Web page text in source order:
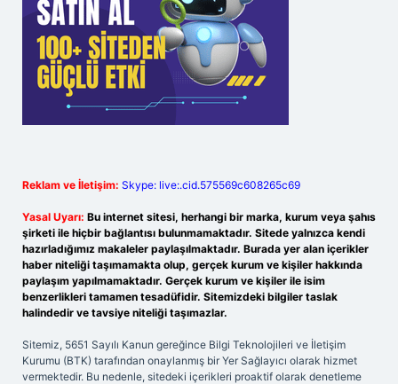
Reklam ve İletişim: Skype: live:.cid.575569c608265c69
Yasal Uyarı: Bu internet sitesi, herhangi bir marka, kurum veya şahıs
şirketi ile hiçbir bağlantısı bulunmamaktadır. Sitede yalnızca kendi
hazırladığımız makaleler paylaşılmaktadır. Burada yer alan içerikler
haber niteliği taşımamakta olup, gerçek kurum ve kişiler hakkında
paylaşım yapılmamaktadır. Gerçek kurum ve kişiler ile isim
benzerlikleri tamamen tesadüfidir. Sitemizdeki bilgiler taslak
halindedir ve tavsiye niteliği taşımazlar.
Sitemiz, 5651 Sayılı Kanun gereğince Bilgi Teknolojileri ve İletişim
Kurumu (BTK) tarafından onaylanmış bir Yer Sağlayıcı olarak hizmet
vermektedir. Bu nedenle, sitedeki içerikleri proaktif olarak denetleme